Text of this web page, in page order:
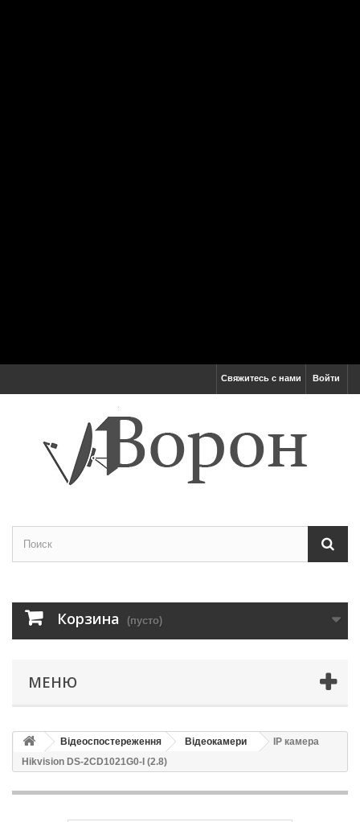
Войти
Свяжитесь с нами
Корзина (пусто)
МЕНЮ
Відеоспостереження Відеокамери
IP камера
Hikvision DS-2CD1021G0-I (2.8)